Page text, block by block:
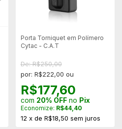
Porta Torniquet em Polímero
Cytac - C.A.T
De: R$250,00
por: R$222,00 ou
R$177,60
com 20% OFFno Pix
Economize: R$44,40
12 x de R$18,50 sem juros